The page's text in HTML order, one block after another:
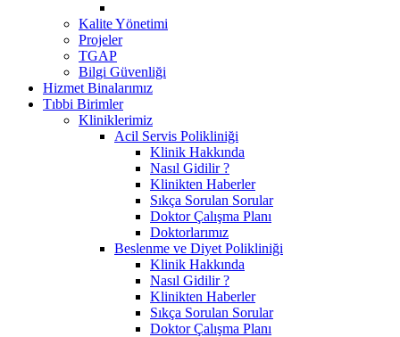
Kalite Yönetimi
Projeler
TGAP
Bilgi Güvenliği
Hizmet Binalarımız
Tıbbi Birimler
Kliniklerimiz
Acil Servis Polikliniği
Klinik Hakkında
Nasıl Gidilir ?
Klinikten Haberler
Sıkça Sorulan Sorular
Doktor Çalışma Planı
Doktorlarımız
Beslenme ve Diyet Polikliniği
Klinik Hakkında
Nasıl Gidilir ?
Klinikten Haberler
Sıkça Sorulan Sorular
Doktor Çalışma Planı